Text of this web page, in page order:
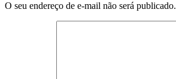
O seu endereço de e-mail não será publicado.